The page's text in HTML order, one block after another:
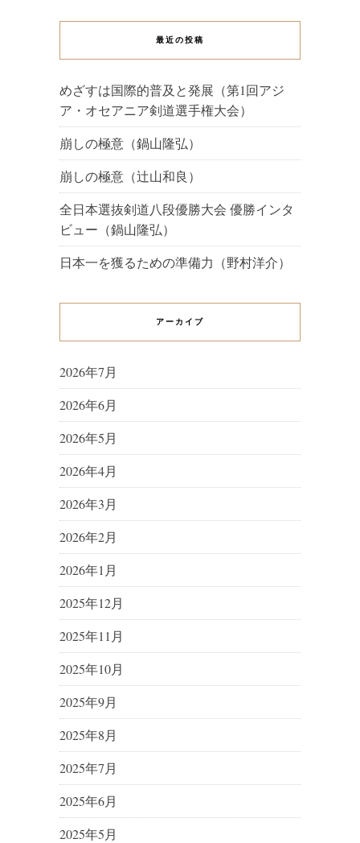
最近の投稿
めざすは国際的普及と発展（第1回アジ
ア・オセアニア剣道選手権大会）
崩しの極意（鍋山隆弘）
崩しの極意（辻山和良）
全日本選抜剣道八段優勝大会 優勝インタ
ビュー（鍋山隆弘）
日本一を獲るための準備力（野村洋介）
アーカイブ
2026年7月
2026年6月
2026年5月
2026年4月
2026年3月
2026年2月
2026年1月
2025年12月
2025年11月
2025年10月
2025年9月
2025年8月
2025年7月
2025年6月
2025年5月